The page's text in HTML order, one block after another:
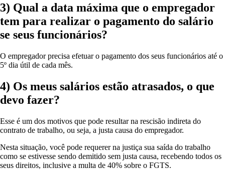
3) Qual a data máxima que o empregador
tem para realizar o pagamento do salário
se seus funcionários?
O empregador precisa efetuar o pagamento dos seus funcionários até o
5º dia útil de cada mês.
4) Os meus salários estão atrasados, o que
devo fazer?
Esse é um dos motivos que pode resultar na rescisão indireta do
contrato de trabalho, ou seja, a justa causa do empregador.
Nesta situação, você pode requerer na justiça sua saída do trabalho
como se estivesse sendo demitido sem justa causa, recebendo todos os
seus direitos, inclusive a multa de 40% sobre o FGTS.